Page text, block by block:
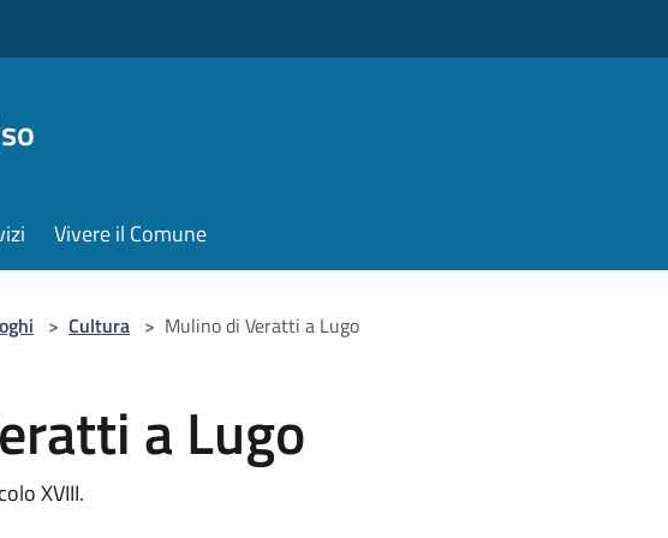
Vivere il Comune
> Cultura > Mulino di Veratti a Lugo
a Lugo
XVIII.